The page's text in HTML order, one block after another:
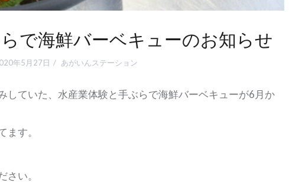
で海鮮バーベキューのお知らせ
年5月27日 あがいんステーション
していた、水産業体験と手ぶらで海鮮バーベキューが6月か
す。
い。